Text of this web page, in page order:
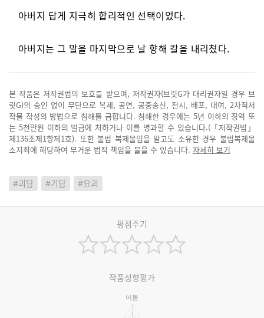
아버지 답게 지극히 합리적인 선택이었다.
아버지는 그 말을 마지막으로 날 향해 칼을 내리쳤다.
본 작품은 저작권법의 보호를 받으며, 저작권자(브릿G가 대리권자일 경우 브
릿G)의 승인 없이 무단으로 복제, 공연, 공중송신, 전시, 배포, 대여, 2차적저
작물 작성의 방법으로 침해를 금합니다. 침해한 경우에는 5년 이하의 징역 또
는 5천만원 이하의 벌금에 처하거나 이를 병과할 수 있습니다.(「저작권법」
제136조제1항제1호). 또한 불법 복제물임을 알고도 소유한 경우 불법복제물
소지죄에 해당하여 무거운 법적 책임을 물을 수 있습니다. 자세히 보기
#괴담 #기담 #요괴
평점주기
작품성향평가
어둠